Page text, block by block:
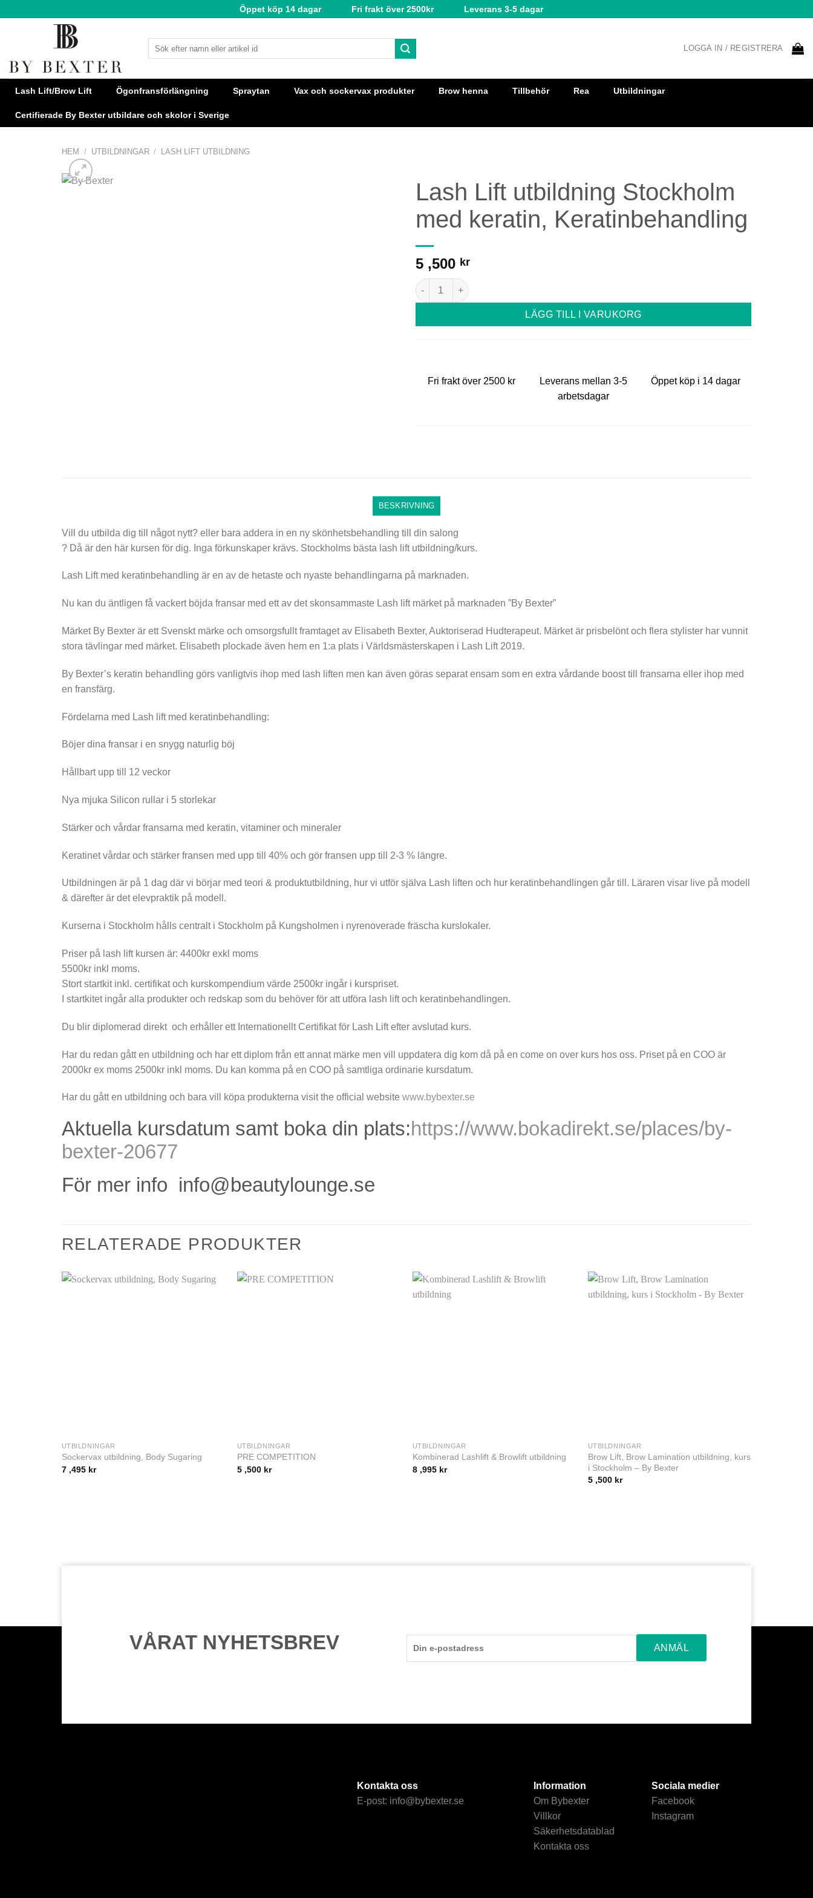
Öppet köp 14 dagar Fri frakt över 2500kr Leverans 3-5 dagar
LOGGA IN / REGISTRERA
Lash Lift/Brow Lift Ögonfransförlängning Spraytan Vax och sockervax produkter Brow henna Tillbehör Rea Utbildningar
Certifierade By Bexter utbildare och skolor i Sverige
HEM / UTBILDNINGAR / LASH LIFT UTBILDNING
Lash Lift utbildning Stockholm
med keratin, Keratinbehandling
5 ,500 kr
Lash Lift utbildning Stockholm med keratin, Keratinbehandling mängd
LÄGG TILL I VARUKORG
Fri frakt över 2500 kr
Leverans mellan 3-5
arbetsdagar
Öppet köp i 14 dagar
BESKRIVNING
Vill du utbilda dig till något nytt? eller bara addera in en ny skönhetsbehandling till din salong
? Då är den här kursen för dig. Inga förkunskaper krävs. Stockholms bästa lash lift utbildning/kurs.
Lash Lift med keratinbehandling är en av de hetaste och nyaste behandlingarna på marknaden.
Nu kan du äntligen få vackert böjda fransar med ett av det skonsammaste Lash lift märket på marknaden ”By Bexter”
Märket By Bexter är ett Svenskt märke och omsorgsfullt framtaget av Elisabeth Bexter, Auktoriserad Hudterapeut. Märket är prisbelönt och flera stylister har vunnit
stora tävlingar med märket. Elisabeth plockade även hem en 1:a plats i Världsmästerskapen i Lash Lift 2019.
By Bexter’s keratin behandling görs vanligtvis ihop med lash liften men kan även göras separat ensam som en extra vårdande boost till fransarna eller ihop med
en fransfärg.
Fördelarna med Lash lift med keratinbehandling:
Böjer dina fransar i en snygg naturlig böj
Hållbart upp till 12 veckor
Nya mjuka Silicon rullar i 5 storlekar
Stärker och vårdar fransarna med keratin, vitaminer och mineraler
Keratinet vårdar och stärker fransen med upp till 40% och gör fransen upp till 2-3 % längre.
Utbildningen är på 1 dag där vi börjar med teori & produktutbildning, hur vi utför själva Lash liften och hur keratinbehandlingen går till. Läraren visar live på modell
& därefter är det elevpraktik på modell.
Kurserna i Stockholm hålls centralt i Stockholm på Kungsholmen i nyrenoverade fräscha kurslokaler.
Priser på lash lift kursen är: 4400kr exkl moms
5500kr inkl moms.
Stort startkit inkl. certifikat och kurskompendium värde 2500kr ingår i kurspriset.
I startkitet ingår alla produkter och redskap som du behöver för att utföra lash lift och keratinbehandlingen.
Du blir diplomerad direkt och erhåller ett Internationellt Certifikat för Lash Lift efter avslutad kurs.
Har du redan gått en utbildning och har ett diplom från ett annat märke men vill uppdatera dig kom då på en come on over kurs hos oss. Priset på en COO är
2000kr ex moms 2500kr inkl moms. Du kan komma på en COO på samtliga ordinarie kursdatum.
Har du gått en utbildning och bara vill köpa produkterna visit the official website www.bybexter.se
Aktuella kursdatum samt boka din plats:https://www.bokadirekt.se/places/by-
bexter-20677
För mer info info@beautylounge.se
RELATERADE PRODUKTER
UTBILDNINGAR
Sockervax utbildning, Body Sugaring
7 ,495 kr
UTBILDNINGAR
PRE COMPETITION
5 ,500 kr
UTBILDNINGAR
Kombinerad Lashlift & Browlift utbildning
8 ,995 kr
UTBILDNINGAR
Brow Lift, Brow Lamination utbildning, kurs
i Stockholm – By Bexter
5 ,500 kr
VÅRAT NYHETSBREV
Kontakta oss
E-post: info@bybexter.se
Information
Om Bybexter
Villkor
Säkerhetsdatablad
Kontakta oss
Sociala medier
Facebook
Instagram